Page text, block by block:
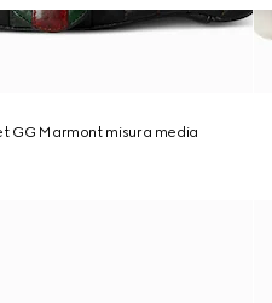
GG Marmont misura media